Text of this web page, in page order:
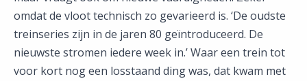
omdat de vloot technisch zo gevarieerd is. ‘De oudste
treinseries zijn in de jaren 80 geïntroduceerd. De
nieuwste stromen iedere week in.’ Waar een trein tot
voor kort nog een losstaand ding was, dat kwam met